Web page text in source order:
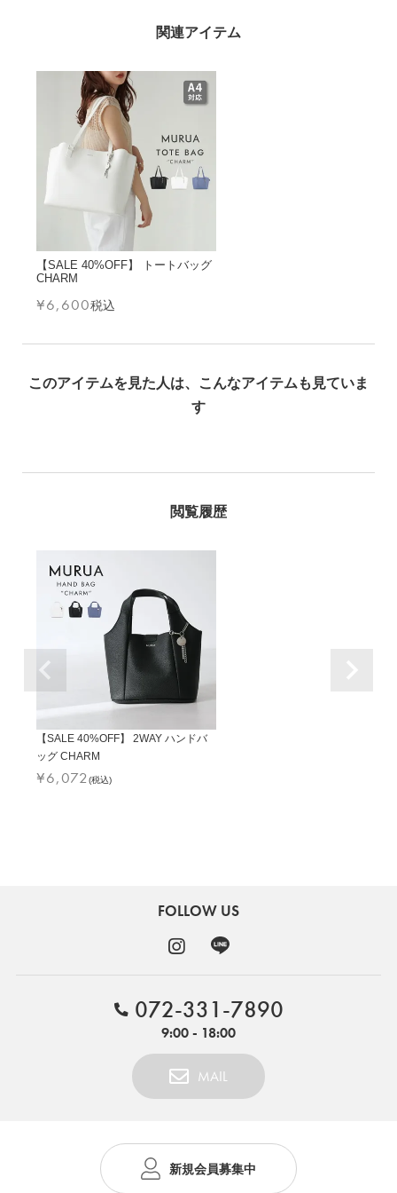
【SALE 40%OFF】 トートバッグ
CHARM
¥6,600税込
【SALE 40%OFF】 2WAY ハンドバ
ッグ CHARM
¥6,072(税込)
FOLLOW US
MAIL
072-331-7890
9:00 - 18:00
新規会員募集中